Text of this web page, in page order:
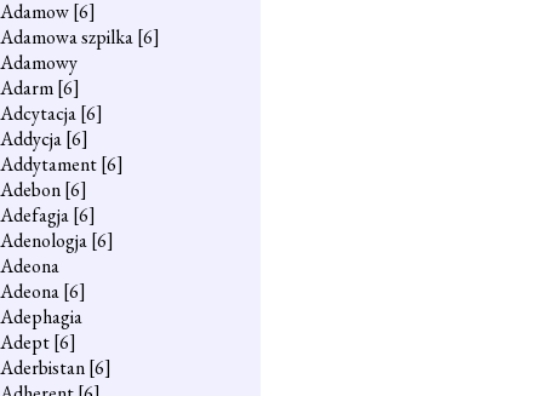
Adamow[6]
Adamowa szpilka[6]
Adamowy
Adarm[6]
Adcytacja[6]
Addycja[6]
Addytament[6]
Adebon[6]
Adefagja[6]
Adenologja[6]
Adeona
Adeona[6]
Adephagia
Adept[6]
Aderbistan[6]